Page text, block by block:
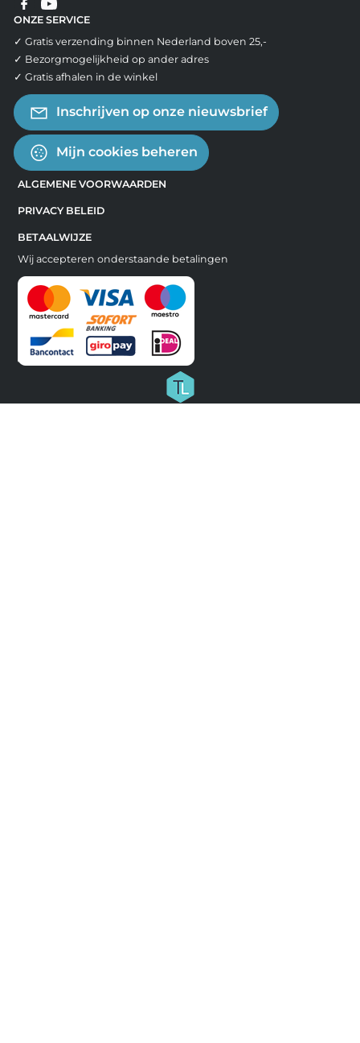
ONZE SERVICE
✓ Gratis verzending binnen Nederland boven 25,-
✓ Bezorgmogelijkheid op ander adres
✓ Gratis afhalen in de winkel
Inschrijven op onze nieuwsbrief
Mijn cookies beheren
ALGEMENE VOORWAARDEN
PRIVACY BELEID
BETAALWIJZE
Wij accepteren onderstaande betalingen